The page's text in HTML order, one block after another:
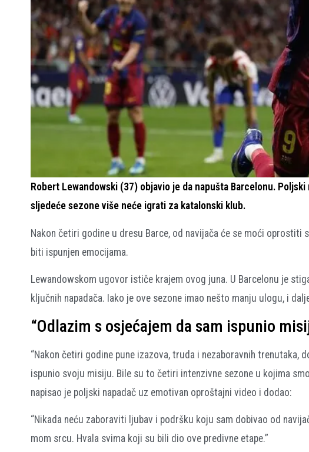
Robert Lewandowski (37) objavio je da napušta Barcelonu.
sljedeće sezone više neće igrati za katalonski klub.
Nakon četiri godine u dresu Barce, od navijača će se moći
biti ispunjen emocijama.
Lewandowskom ugovor ističe krajem ovog juna. U Barcelonu je
ključnih napadača. Iako je ove sezone imao nešto manju ulogu, i
“Odlazim s osjećajem da sam ispunio
“Nakon četiri godine pune izazova, truda i nezaboravnih trenutaka,
ispunio svoju misiju. Bile su to četiri intenzivne sezone u kojima
napisao je poljski napadač uz emotivan oproštajni video i dodao:
“Nikada neću zaboraviti ljubav i podršku koju sam dobivao od
mom srcu. Hvala svima koji su bili dio ove predivne etape.”